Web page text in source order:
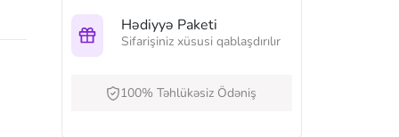
Hədiyyə Paketi
Sifarişiniz xüsusi qablaşdırılır
100% Təhlükəsiz Ödəniş